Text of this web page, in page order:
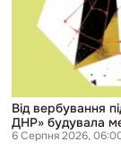
«героїня
будувала
Від вербування
ДНР» будувала
6 Серпня 2026,